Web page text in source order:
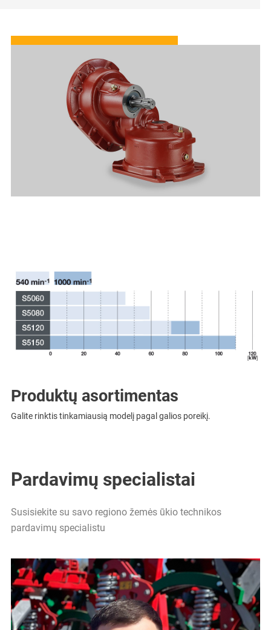
Produktų asortimentas
Galite rinktis tinkamiausią modelį pagal galios poreikį.
Pardavimų specialistai
Susisiekite su savo regiono žemės ūkio technikos
pardavimų specialistu